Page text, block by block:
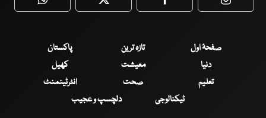
WhatsApp Twitter Facebook
صفحۂ اول تازہ ترین
پاکستان
دنیا
معیشت
کھیل
تعلیم
صحت
انٹرٹینمنٹ
ٹیکنالوجی
دلچسپ و عجیب